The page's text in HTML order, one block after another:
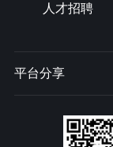
人才招聘
平台分享